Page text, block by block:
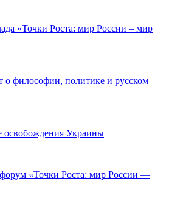
«Точки Роста: мир России – мир
о философии, политике и русском
освобождения Украины
«Точки Роста: мир России —